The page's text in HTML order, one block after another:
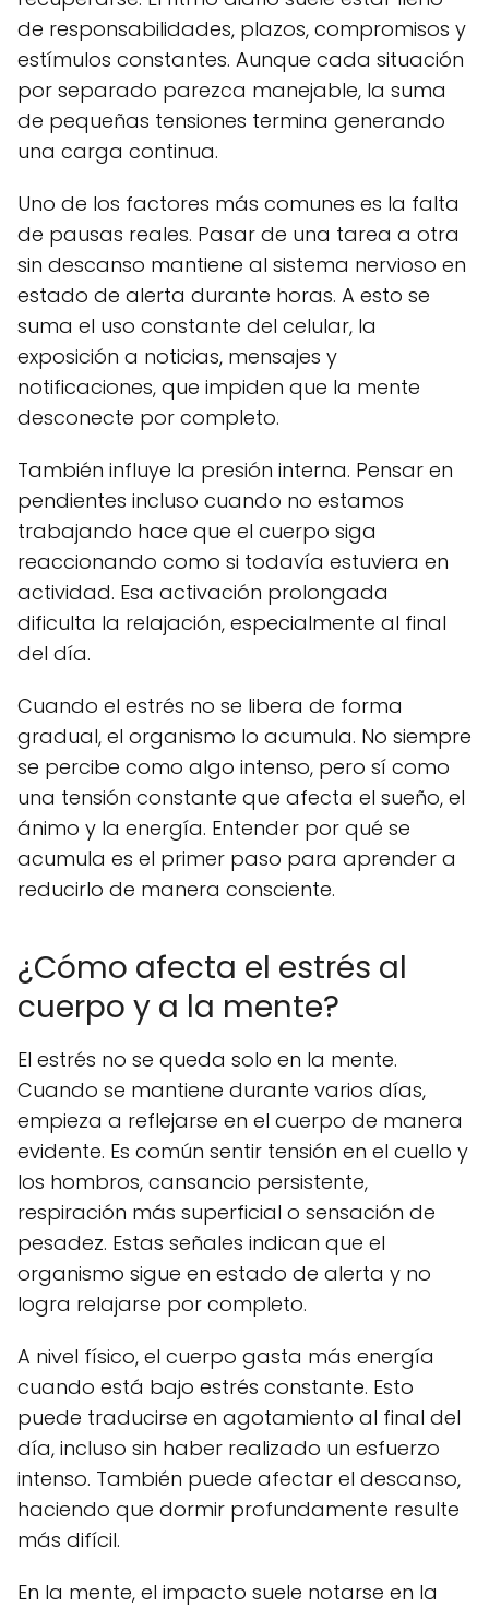
de responsabilidades, plazos, compromisos y
estímulos constantes. Aunque cada situación
por separado parezca manejable, la suma
de pequeñas tensiones termina generando
una carga continua.
Uno de los factores más comunes es la falta
de pausas reales. Pasar de una tarea a otra
sin descanso mantiene al sistema nervioso en
estado de alerta durante horas. A esto se
suma el uso constante del celular, la
exposición a noticias, mensajes y
notificaciones, que impiden que la mente
desconecte por completo.
También influye la presión interna. Pensar en
pendientes incluso cuando no estamos
trabajando hace que el cuerpo siga
reaccionando como si todavía estuviera en
actividad. Esa activación prolongada
dificulta la relajación, especialmente al final
del día.
Cuando el estrés no se libera de forma
gradual, el organismo lo acumula. No siempre
se percibe como algo intenso, pero sí como
una tensión constante que afecta el sueño, el
ánimo y la energía. Entender por qué se
acumula es el primer paso para aprender a
reducirlo de manera consciente.
¿Cómo afecta el estrés al
cuerpo y a la mente?
El estrés no se queda solo en la mente.
Cuando se mantiene durante varios días,
empieza a reflejarse en el cuerpo de manera
evidente. Es común sentir tensión en el cuello y
los hombros, cansancio persistente,
respiración más superficial o sensación de
pesadez. Estas señales indican que el
organismo sigue en estado de alerta y no
logra relajarse por completo.
A nivel físico, el cuerpo gasta más energía
cuando está bajo estrés constante. Esto
puede traducirse en agotamiento al final del
día, incluso sin haber realizado un esfuerzo
intenso. También puede afectar el descanso,
haciendo que dormir profundamente resulte
más difícil.
En la mente, el impacto suele notarse en la